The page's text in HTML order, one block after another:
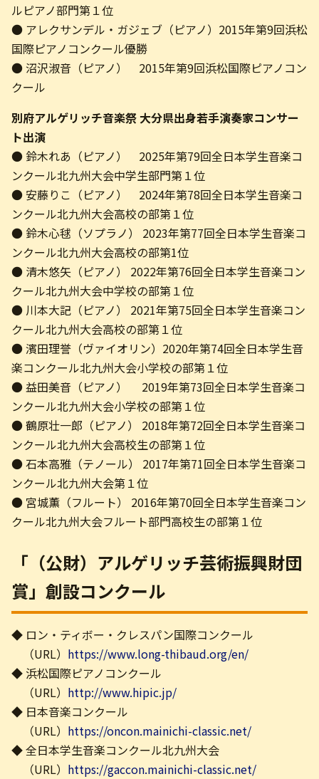
ルピアノ部門第１位
● アレクサンデル・ガジェブ（ピアノ）2015年第9回浜松
国際ピアノコンクール優勝
● 沼沢淑音（ピアノ） 2015年第9回浜松国際ピアノコン
クール
別府アルゲリッチ音楽祭 大分県出身若手演奏家コンサー
ト出演
● 鈴木れあ（ピアノ） 2025年第79回全日本学生音楽コ
ンクール北九州大会中学生部門第１位
● 安藤りこ（ピアノ） 2024年第78回全日本学生音楽コ
ンクール北九州大会高校の部第１位
● 鈴木心毬（ソプラノ） 2023年第77回全日本学生音楽コ
ンクール北九州大会高校の部第1位
● 清木悠矢（ピアノ） 2022年第76回全日本学生音楽コン
クール北九州大会中学校の部第１位
● 川本大記（ピアノ） 2021年第75回全日本学生音楽コン
クール北九州大会高校の部第１位
● 濱田理誉（ヴァイオリン）2020年第74回全日本学生音
楽コンクール北九州大会小学校の部第１位
● 益田美音（ピアノ） 2019年第73回全日本学生音楽コ
ンクール北九州大会小学校の部第１位
● 鶴原壮一郎（ピアノ） 2018年第72回全日本学生音楽コ
ンクール北九州大会高校生の部第１位
● 石本高雅（テノール） 2017年第71回全日本学生音楽コ
ンクール北九州大会第１位
● 宮城薫（フルート） 2016年第70回全日本学生音楽コン
クール北九州大会フルート部門高校生の部第１位
「（公財）アルゲリッチ芸術振興財団
賞」創設コンクール
◆ ロン・ティボー・クレスパン国際コンクール
（URL） https://www.long-thibaud.org/en/
◆ 浜松国際ピアノコンクール
（URL） http://www.hipic.jp/
◆ 日本音楽コンクール
（URL） https://oncon.mainichi-classic.net/
◆ 全日本学生音楽コンクール北九州大会
（URL） https://gaccon.mainichi-classic.net/